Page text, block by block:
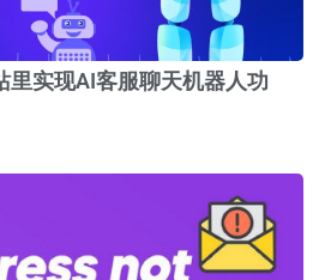
里实现AI客服聊天机器人功